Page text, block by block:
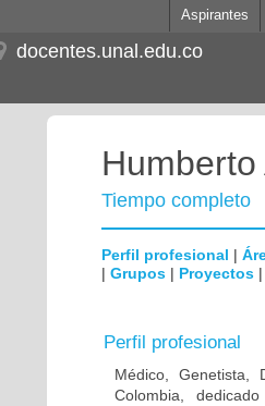
Aspirantes
docentes.unal.edu.co
Tiempo completo
Perfil profesional |
| Grupos | Proyectos
Perfil profesional
Médico, Genetista,
Colombia,